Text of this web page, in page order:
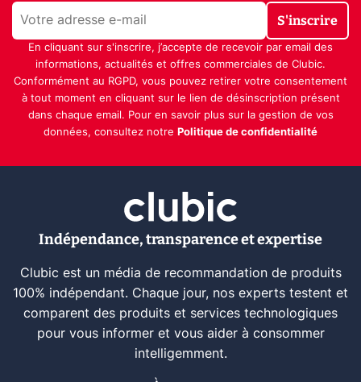
S'inscrire
En cliquant sur s'inscrire, j’accepte de recevoir par email des
informations, actualités et offres commerciales de Clubic.
Conformément au RGPD, vous pouvez retirer votre consentement
à tout moment en cliquant sur le lien de désinscription présent
dans chaque email. Pour en savoir plus sur la gestion de vos
données, consultez notre Politique de confidentialité
Indépendance, transparence et expertise
Clubic est un média de recommandation de produits
100% indépendant. Chaque jour, nos experts testent et
comparent des produits et services technologiques
pour vous informer et vous aider à consommer
intelligemment.